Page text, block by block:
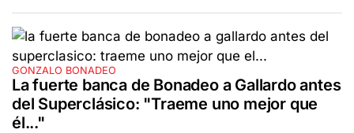
GONZALO BONADEO
La fuerte banca de Bonadeo a Gallardo antes
del Superclásico: "Traeme uno mejor que
él..."